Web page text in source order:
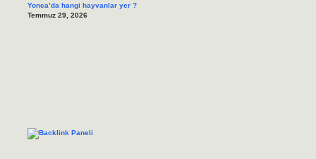
Yonca’da hangi hayvanlar yer ?
Temmuz 29, 2026